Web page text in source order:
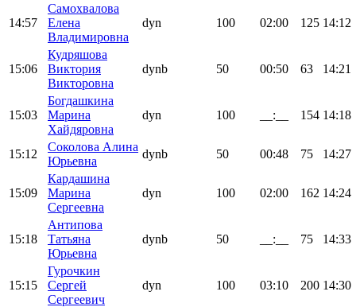
14:57
Самохвалова
Елена
Владимировна
dyn 100 02:00 125 14:12
15:06
Кудряшова
Виктория
Викторовна
dynb 50 00:50 63 14:21
15:03
Богдашкина
Марина
Хайдяровна
dyn 100 __:__ 154 14:18
15:12
Соколова Алина
Юрьевна
dynb 50 00:48 75 14:27
15:09
Кардашина
Марина
Сергеевна
dyn 100 02:00 162 14:24
15:18
Антипова
Татьяна
Юрьевна
dynb 50 __:__ 75 14:33
15:15
Гурочкин
Сергей
Сергеевич
dyn 100 03:10 200 14:30